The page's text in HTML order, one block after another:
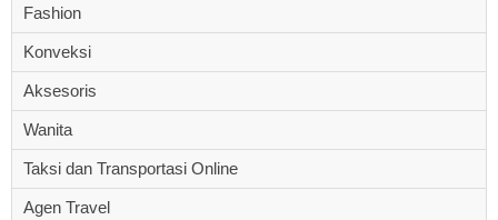
Fashion
Konveksi
Aksesoris
Wanita
Taksi dan Transportasi Online
Agen Travel